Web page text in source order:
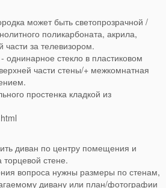
может быть светопрозрачной /
поликарбоната, акрила,
части за телевизором.
стекло в пластиковом
части стены/+ межкомнатная
простенка кладкой из
диван по центру помещения и
торцевой стене.
вопроса нужны размеры по стенам,
дивану или план/фотографии